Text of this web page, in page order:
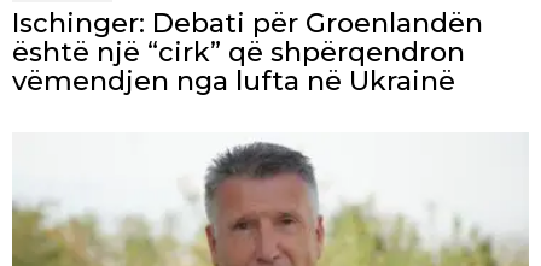
Ischinger: Debati për Groenlandën
është një “cirk” që shpërqendron
vëmendjen nga lufta në Ukrainë